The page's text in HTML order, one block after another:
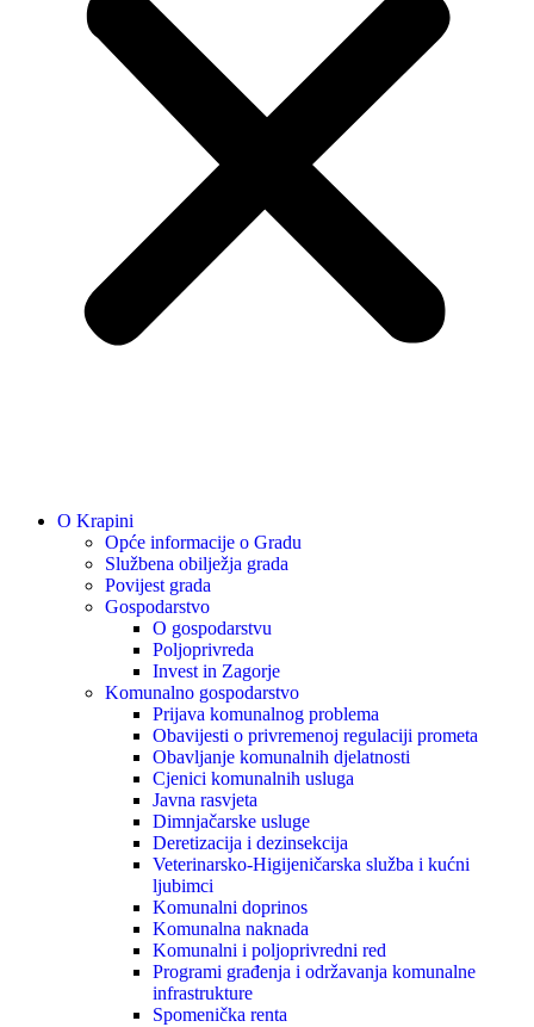
O Krapini
Opće informacije o Gradu
Službena obilježja grada
Povijest grada
Gospodarstvo
O gospodarstvu
Poljoprivreda
Invest in Zagorje
Komunalno gospodarstvo
Prijava komunalnog problema
Obavijesti o privremenoj regulaciji prometa
Obavljanje komunalnih djelatnosti
Cjenici komunalnih usluga
Javna rasvjeta
Dimnjačarske usluge
Deretizacija i dezinsekcija
Veterinarsko-Higijeničarska služba i kućni
ljubimci
Komunalni doprinos
Komunalna naknada
Komunalni i poljoprivredni red
Programi građenja i održavanja komunalne
infrastrukture
Spomenička renta